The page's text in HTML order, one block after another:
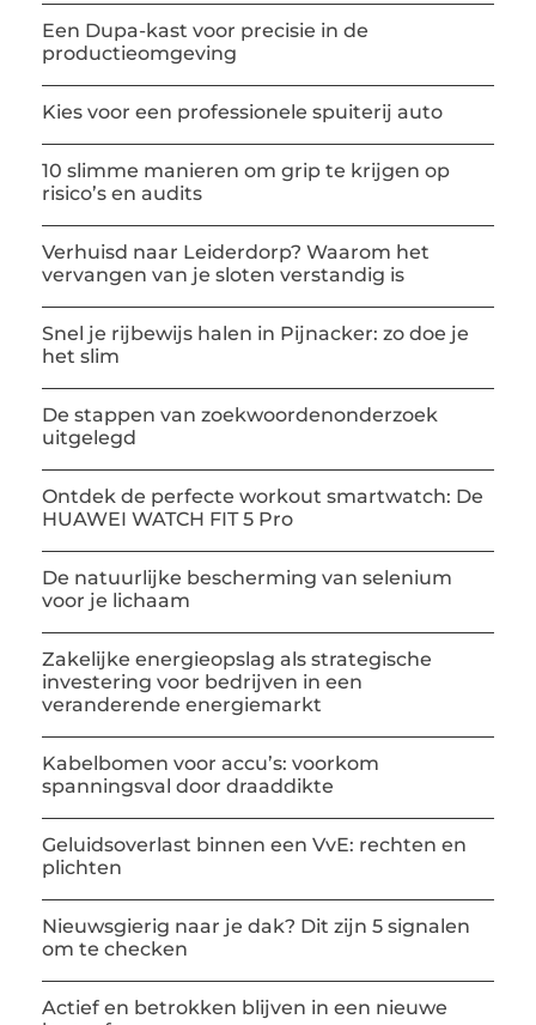
Een Dupa-kast voor precisie in de
productieomgeving
Kies voor een professionele spuiterij auto
10 slimme manieren om grip te krijgen op
risico’s en audits
Verhuisd naar Leiderdorp? Waarom het
vervangen van je sloten verstandig is
Snel je rijbewijs halen in Pijnacker: zo doe je
het slim
De stappen van zoekwoordenonderzoek
uitgelegd
Ontdek de perfecte workout smartwatch: De
HUAWEI WATCH FIT 5 Pro
De natuurlijke bescherming van selenium
voor je lichaam
Zakelijke energieopslag als strategische
investering voor bedrijven in een
veranderende energiemarkt
Kabelbomen voor accu’s: voorkom
spanningsval door draaddikte
Geluidsoverlast binnen een VvE: rechten en
plichten
Nieuwsgierig naar je dak? Dit zijn 5 signalen
om te checken
Actief en betrokken blijven in een nieuwe